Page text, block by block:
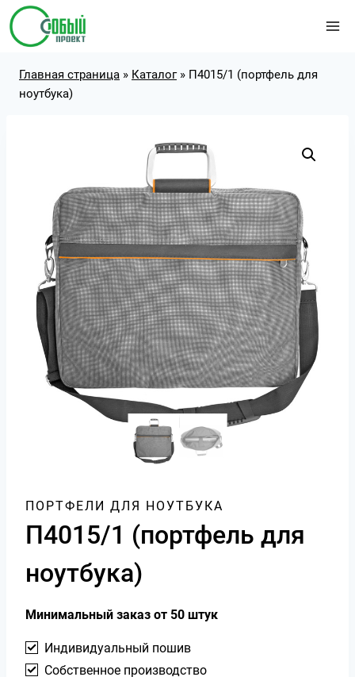
Перейти
содержимому
Главная страница » Каталог» П4015/1 (портфель для
ноутбука)
ПОРТФЕЛИ ДЛЯ НОУТБУКА
П4015/1 (портфель для
ноутбука)
Минимальный заказ от 50 штук
Индивидуальный пошив
Собственное производство